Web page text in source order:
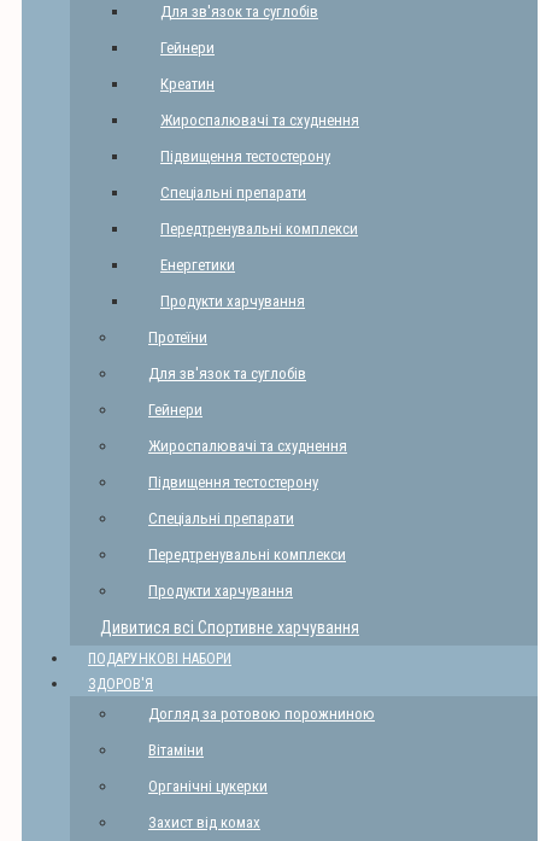
Для зв'язок та суглобів
Гейнери
Креатин
Жироспалювачі та схуднення
Підвищення тестостерону
Спеціальні препарати
Передтренувальні комплекси
Енергетики
Продукти харчування
Протеїни
Для зв'язок та суглобів
Гейнери
Жироспалювачі та схуднення
Підвищення тестостерону
Спеціальні препарати
Передтренувальні комплекси
Продукти харчування
Дивитися всі Спортивне харчування
ПОДАРУНКОВІ НАБОРИ
ЗДОРОВ'Я
Догляд за ротовою порожниною
Вітаміни
Органічні цукерки
Захист від комах